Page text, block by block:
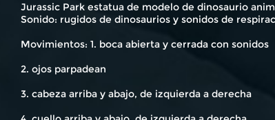
Jurassic Park estatua de modelo de dinosaurio
Sonido: rugidos de dinosaurios y sonidos de
Movimientos: 1. boca abierta y cerrada con sonidos
2. ojos parpadean
3. cabeza arriba y abajo, de izquierda a derecha